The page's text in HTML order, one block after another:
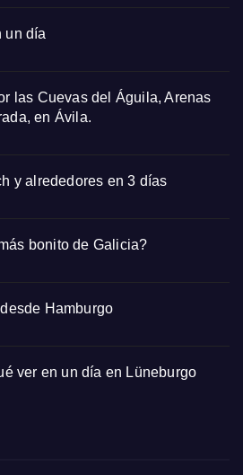
un día
las Cuevas del Águila, Arenas
en Ávila.
y alrededores en 3 días
bonito de Galicia?
Hamburgo
ver en un día en Lüneburgo